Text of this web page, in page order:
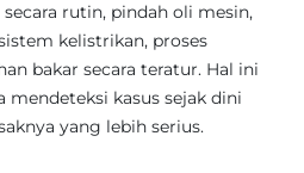
rutin, pindah oli mesin,
kelistrikan, proses
bakar secara teratur. Hal ini
kasus sejak dini
yang lebih serius.